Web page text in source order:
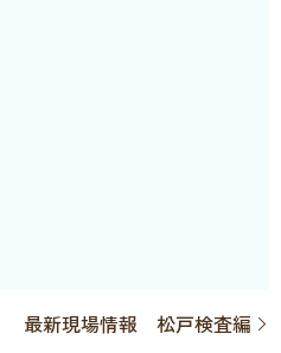
最新現場情報 松戸検査編